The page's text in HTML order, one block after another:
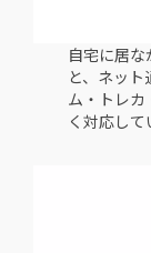
自宅に居
と、ネッ
ム・トレ
く対応して